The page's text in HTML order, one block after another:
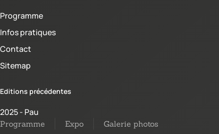
Programme
Infos pratiques
Contact
Sitemap
Editions précédentes
2025 - Pau
Programme Expo Galerie photos